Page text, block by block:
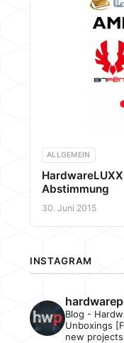
ALLGEMEIN
Abstimmung
30. Juni 2015
INSTAGRAM
Blog -
Unboxings
new